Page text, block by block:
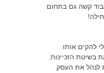
קשה גם בתחום
להקים אותו
בשיטת הזכיינות.
לנהל את העסק